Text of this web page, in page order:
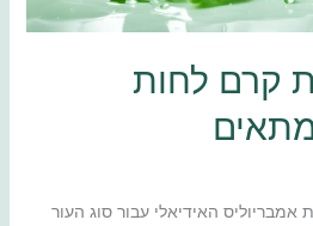
קרם לחות
האידיאלי עבור סוג העור